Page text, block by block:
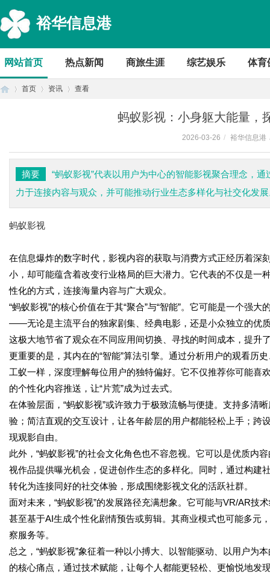
裕华信息港
网站首页 热点新闻 商旅生涯 综艺娱乐 体育
首页 资讯 查看
蚂蚁影视：小身躯大能量，
2026-03-26 / 裕华信息港
摘要
“蚂蚁影视”代表以用户为中心的智能影视聚合理念，
力于连接内容与观众，并可能推动行业生态多样化与社交化发
蚂蚁影视
在信息爆炸的数字时代，影视内容的获取与消费方式正经历着深
小，却可能蕴含着改变行业格局的巨大潜力。它代表的不仅是
性化的方式，连接海量内容与广大观众。
“蚂蚁影视”的核心价值在于其“聚合”与“智能”。它可能是一个强
——无论是主流平台的独家剧集、经典电影，还是小众独立的优
这极大地节省了观众在不同应用间切换、寻找的时间成本，提升
更重要的是，其内在的“智能”算法引擎。通过分析用户的观看历
工蚁一样，深度理解每位用户的独特偏好。它不仅推荐你可能
的个性化内容推送，让“片荒”成为过去式。
在体验层面，“蚂蚁影视”或许致力于极致流畅与便捷。支持多清
验；简洁直观的交互设计，让各年龄层的用户都能轻松上手；跨
现观影自由。
此外，“蚂蚁影视”的社会文化角色也不容忽视。它可以是优质内
视作品提供曝光机会，促进创作生态的多样化。同时，通过构建
转化为连接同好的社交体验，形成围绕影视文化的活跃社群。
面对未来，“蚂蚁影视”的发展路径充满想象。它可能与VR/AR技
甚至基于AI生成个性化剧情预告或剪辑。其商业模式也可能多元
察服务等。
总之，“蚂蚁影视”象征着一种以小搏大、以智能驱动、以用户为
的核心痛点，通过技术赋能，让每个人都能更轻松、更愉悦地发